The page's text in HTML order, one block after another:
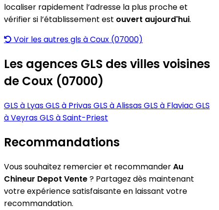
localiser rapidement l’adresse la plus proche et
vérifier si l’établissement est ouvert aujourd'hui.
Voir les autres gls à Coux (07000)
Les agences GLS des villes voisines
de Coux (07000)
GLS à LyasGLS à PrivasGLS à AlissasGLS à Flaviac GLS
à VeyrasGLS à Saint-Priest
Recommandations
Vous souhaitez remercier et recommanderAu
Chineur Depot Vente? Partagez dès maintenant
votre expérience satisfaisante en laissant votre
recommandation.